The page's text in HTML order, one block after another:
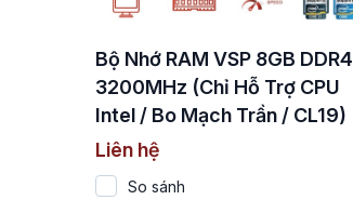
Bộ Nhớ RAM VSP 8GB DDR4
3200MHz (Chỉ Hỗ Trợ CPU
Intel / Bo Mạch Trần / CL19)
Liên hệ
So sánh